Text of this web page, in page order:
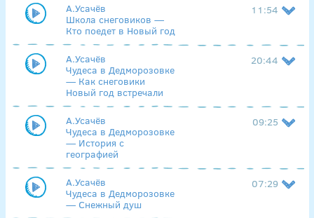
А.Усачёв
Школа снеговиков —
Кто поедет в Новый год
11:54
А.Усачёв
Чудеса в Дедморозовке
— Как снеговики
Новый год встречали
20:44
А.Усачёв
Чудеса в Дедморозовке
— История с
географией
09:25
А.Усачёв
Чудеса в Дедморозовке
— Снежный душ
07:29